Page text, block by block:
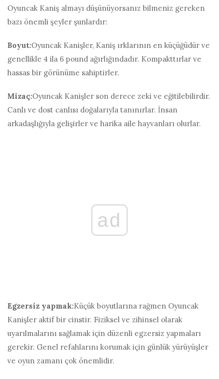
Oyuncak Kaniş almayı düşünüyorsanız bilmeniz gereken
bazı önemli şeyler şunlardır:
Boyut:Oyuncak Kanişler, Kaniş ırklarının en küçüğüdür ve
genellikle 4 ila 6 pound ağırlığındadır. Kompakttırlar ve
hassas bir görünüme sahiptirler.
Mizaç:Oyuncak Kanişler son derece zeki ve eğitilebilirdir.
Canlı ve dost canlısı doğalarıyla tanınırlar. İnsan
arkadaşlığıyla gelişirler ve harika aile hayvanları olurlar.
ad
Egzersiz yapmak:Küçük boyutlarına rağmen Oyuncak
Kanişler aktif bir cinstir. Fiziksel ve zihinsel olarak
uyarılmalarını sağlamak için düzenli egzersiz yapmaları
gerekir. Genel refahlarını korumak için günlük yürüyüşler
ve oyun zamanı çok önemlidir.